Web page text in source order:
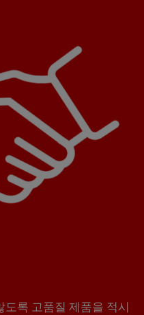
록 고품질 제품을 적시